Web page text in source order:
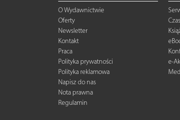
O Wydawnictwie
Oferty
Newsletter
Kontakt
Praca
Polityka prywatności
Polityka reklamowa
Napisz do nas
Nota prawna
Regulamin
e-